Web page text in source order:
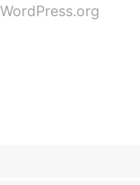
WordPress.org